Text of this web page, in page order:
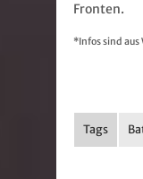
Fronten.
*Infos sind aus
Tags